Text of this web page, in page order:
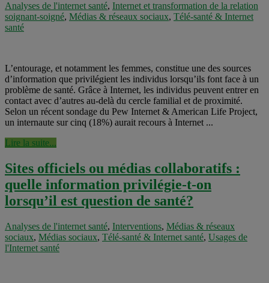
Analyses de l'internet santé, Internet et transformation de la relation
soignant-soigné, Médias & réseaux sociaux, Télé-santé & Internet
santé
L’entourage, et notamment les femmes, constitue une des sources
d’information que privilégient les individus lorsqu’ils font face à un
problème de santé. Grâce à Internet, les individus peuvent entrer en
contact avec d’autres au-delà du cercle familial et de proximité.
Selon un récent sondage du Pew Internet & American Life Project,
un internaute sur cinq (18%) aurait recours à Internet ...
Lire la suite...
Sites officiels ou médias collaboratifs :
quelle information privilégie-t-on
lorsqu’il est question de santé?
Analyses de l'internet santé, Interventions, Médias & réseaux
sociaux, Médias sociaux, Télé-santé & Internet santé, Usages de
l'Internet santé